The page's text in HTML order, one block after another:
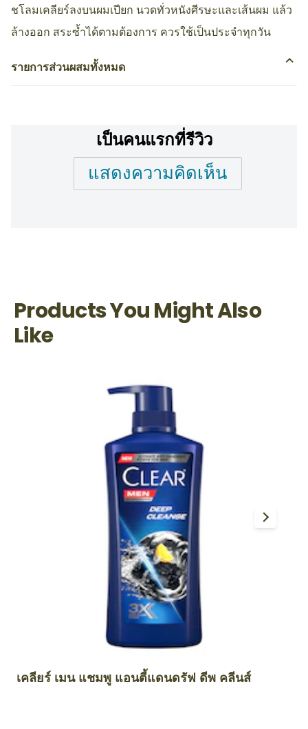
ชโลมเคลียร์ลงบนผมเปียก นวดทั่วหนังศีรษะและเส้นผม แล้ว
ล้างออก สระซ้ำได้ตามต้องการ ควรใช้เป็นประจำทุกวัน
รายการส่วนผสมทั้งหมด
เป็นคนแรกที่รีวิว
แสดงความคิดเห็น
Products You Might Also
Like
เคลียร์ เมน แชมพู แอนตี้แดนดรัฟ ดีพ คลีนส์